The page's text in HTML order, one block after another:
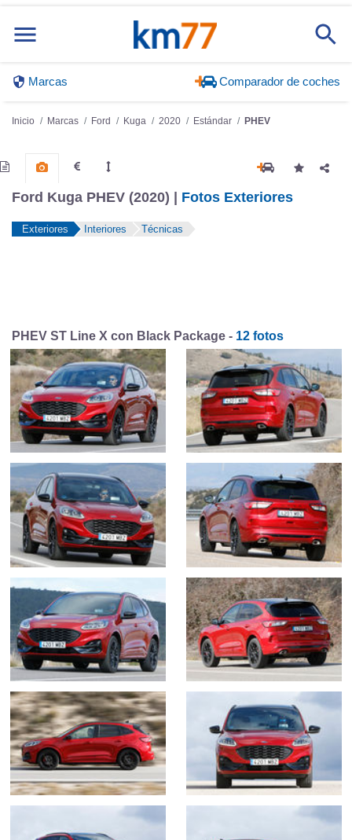
Marcas Comparador de coches
Inicio Marcas Ford Kuga 2020 Estándar PHEV
Ford Kuga PHEV (2020) | Fotos Exteriores
Exteriores Interiores Técnicas
PHEV ST Line X con Black Package - 12 fotos